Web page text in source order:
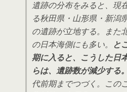
遺跡の分布をみると、現
る秋田県・山形県・新潟
の遺跡が立地する。また
の日本海側にも多い。
と
期に入ると、こうした日
らは、遺跡数が減少する。
代前期までつづく。このこ